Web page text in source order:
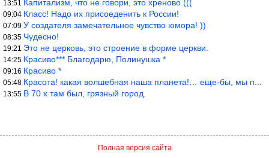
13:51 Капитализм, что не говори, это хреново (((
09:04 Класс! Надо их присоеденить к России!
07:09 У создателя замечательное чувство юмора! ))
08:35 Чудесно!
19:21 Это не церковь, это строение в форме церкви.
14:25 Красиво*** Благодарю, Полинушка *
09:16 Красиво *
05:48 Красота! какая волшебная наша планета!… еще-бы, мы понимали это…
13:55 В 70 х там был, грязный город.
Полная версия сайта